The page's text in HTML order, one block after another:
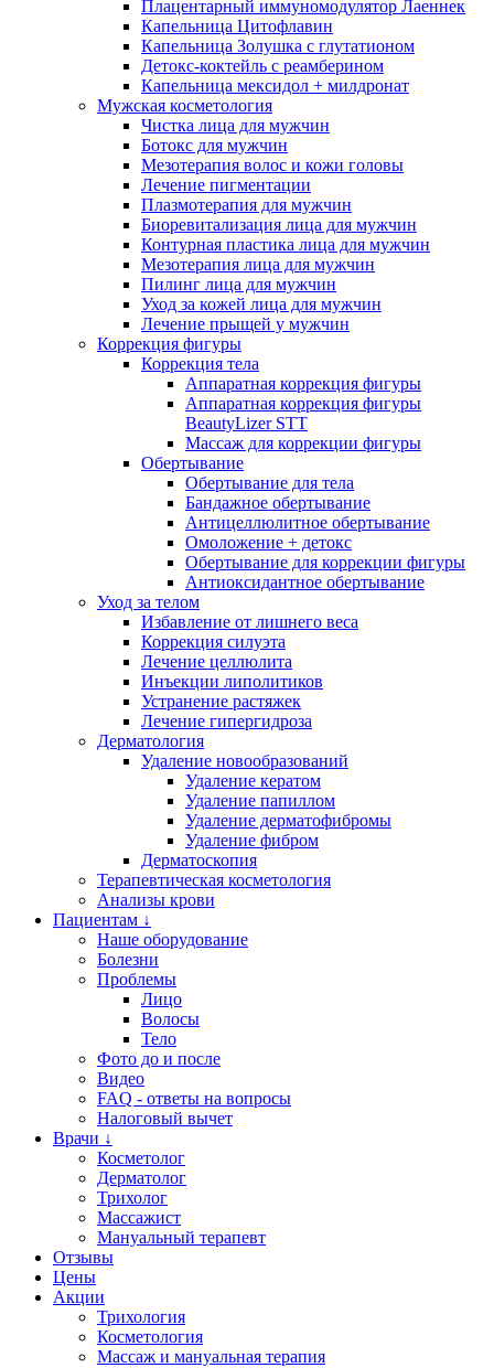
Плацентарный иммуномодулятор Лаеннек
Капельница Цитофлавин
Капельница Золушка с глутатионом
Детокс-коктейль с реамберином
Капельница мексидол + милдронат
Мужская косметология
Чистка лица для мужчин
Ботокс для мужчин
Мезотерапия волос и кожи головы
Лечение пигментации
Плазмотерапия для мужчин
Биоревитализация лица для мужчин
Контурная пластика лица для мужчин
Мезотерапия лица для мужчин
Пилинг лица для мужчин
Уход за кожей лица для мужчин
Лечение прыщей у мужчин
Коррекция фигуры
Коррекция тела
Аппаратная коррекция фигуры
Аппаратная коррекция фигуры
BeautyLizer STT
Массаж для коррекции фигуры
Обертывание
Обертывание для тела
Бандажное обертывание
Антицеллюлитное обертывание
Омоложение + детокс
Обертывание для коррекции фигуры
Антиоксидантное обертывание
Уход за телом
Избавление от лишнего веса
Коррекция силуэта
Лечение целлюлита
Инъекции липолитиков
Устранение растяжек
Лечение гипергидроза
Дерматология
Удаление новообразований
Удаление кератом
Удаление папиллом
Удаление дерматофибромы
Удаление фибром
Дерматоскопия
Терапевтическая косметология
Анализы крови
Пациентам ↓
Наше оборудование
Болезни
Проблемы
Лицо
Волосы
Тело
Фото до и после
Видео
FAQ - ответы на вопросы
Налоговый вычет
Врачи ↓
Косметолог
Дерматолог
Трихолог
Массажист
Мануальный терапевт
Отзывы
Цены
Акции
Трихология
Косметология
Массаж и мануальная терапия